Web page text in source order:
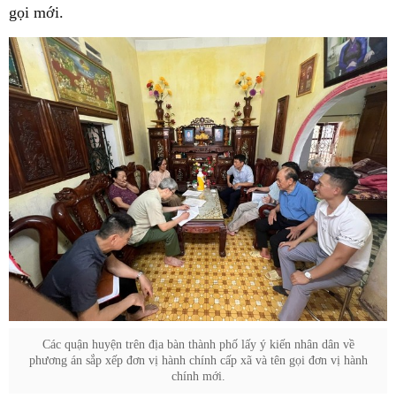
gọi mới.
Các quận huyện trên địa bàn thành phố lấy ý kiến nhân dân về
phương án sắp xếp đơn vị hành chính cấp xã và tên gọi đơn vị hành
chính mới.